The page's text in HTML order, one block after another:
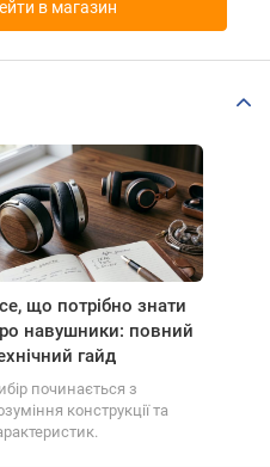
в магазин
що потрібно знати
навушники: повний
гайд
починається з
конструкції та